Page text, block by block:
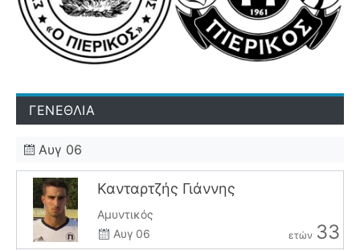
ΓΕΝΕΘΛΙΑ
Αυγ 06
Κανταρτζής Γιάννης
Αμυντικός
Αυγ 06
ετών 33